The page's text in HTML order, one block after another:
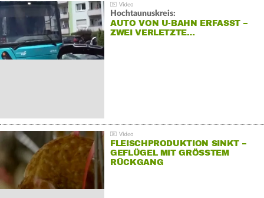
Hochtaunuskreis:
AUTO VON U-BAHN ERFASST –
ZWEI VERLETZTE…
FLEISCHPRODUKTION SINKT –
GEFLÜGEL MIT GRÖSSTEM R
ÜCKGANG